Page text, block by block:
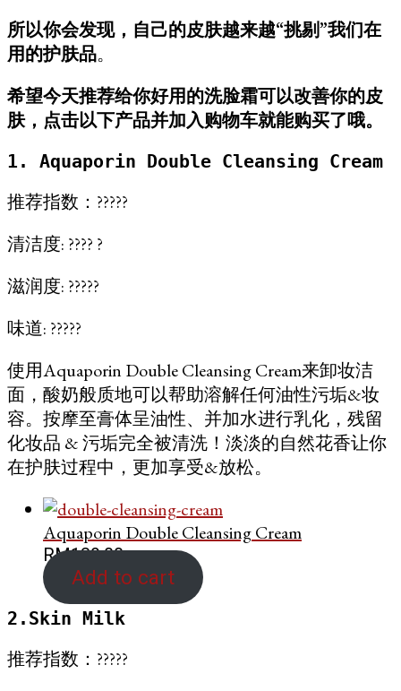
所以你会发现，自己的皮肤越来越“挑剔”我们在
用的护肤品。
希望今天推荐给你好用的洗脸霜可以改善你的皮
肤，点击以下产品并加入购物车就能购买了哦。
1. Aquaporin Double Cleansing Cream
推荐指数：?????
清洁度: ???? ?
滋润度: ?????
味道: ?????
使用Aquaporin Double Cleansing Cream来卸妆洁
面，酸奶般质地可以帮助溶解任何油性污垢&妆
容。按摩至膏体呈油性、并加水进行乳化，残留
化妆品 & 污垢完全被清洗！淡淡的自然花香让你
在护肤过程中，更加享受&放松。
Aquaporin Double Cleansing Cream
RM139.00
Add to cart
2.Skin Milk
推荐指数：?????